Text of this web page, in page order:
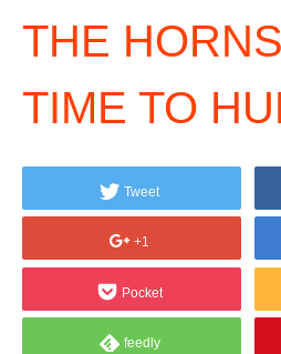
THE
TIME TO
Tweet
+1
Pocket
feedly